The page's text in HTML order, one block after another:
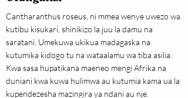
Cantharanthus roseus, ni mmea wenye uwezo wa
kutibu kisukari, shinikizo la juu la damu na
saratani. Umekuwa ukikua madagaska na
kutumika kidogo tu na wataalamu wa tiba asilia.
Kwa sasa hupatikana maeneo mengi Afrika na
duniani kwa kuwa hulimwa au kutumia kama ua la
kupendezesha mazingira ya ndani au nje.